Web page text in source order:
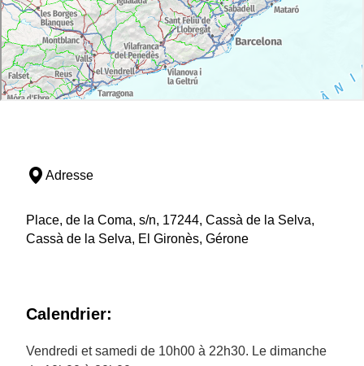
Adresse
Place, de la Coma, s/n, 17244, Cassà de la Selva,
Cassà de la Selva, El Gironès, Gérone
Calendrier:
Vendredi et samedi de 10h00 à 22h30. Le dimanche